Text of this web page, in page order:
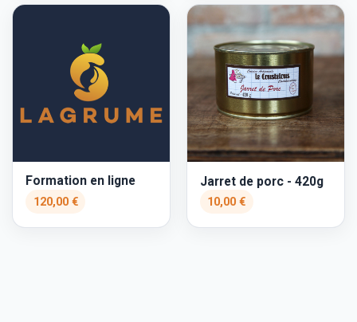
Formation en ligne
120,00 €
Jarret de porc - 420g
10,00 €